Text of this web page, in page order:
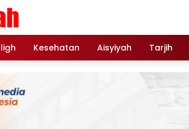
Kesehatan Aisyiyah Tarjih